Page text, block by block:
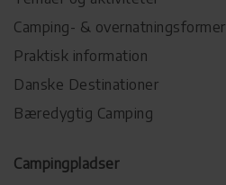
Camping- & overnatningsformer
Praktisk information
Danske Destinationer
Bæredygtig Camping
Campingpladser